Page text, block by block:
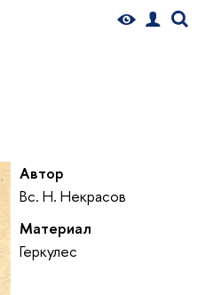
Автор
Вс. Н. Некрасов
Материал
Геркулес